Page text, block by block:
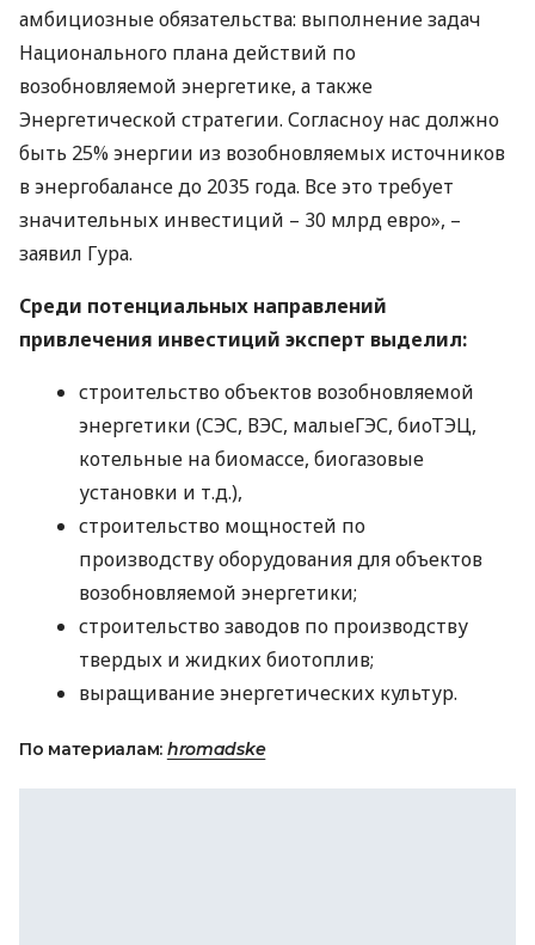
амбициозные обязательства: выполнение задач
Национального плана действий по
возобновляемой энергетике, а также
Энергетической стратегии. Согласноу нас должно
быть 25% энергии из возобновляемых источников
в энергобалансе до 2035 года. Все это требует
значительных инвестиций – 30 млрд евро», –
заявил Гура.
Среди потенциальных направлений
привлечения инвестиций эксперт выделил:
строительство объектов возобновляемой
энергетики (СЭС, ВЭС, малыеГЭС, биоТЭЦ,
котельные на биомассе, биогазовые
установки и т.д.),
строительство мощностей по
производству оборудования для объектов
возобновляемой энергетики;
строительство заводов по производству
твердых и жидких биотоплив;
выращивание энергетических культур.
По материалам: hromadske